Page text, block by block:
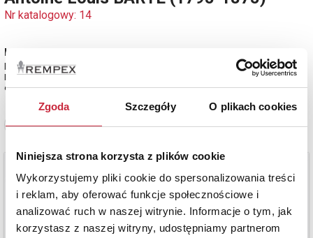
Zgoda Szczegóły O plikach cookies
Niniejsza strona korzysta z plików cookie
Wykorzystujemy pliki cookie do spersonalizowania treści
i reklam, aby oferować funkcje społecznościowe i
analizować ruch w naszej witrynie. Informacje o tym, jak
korzystasz z naszej witryny, udostępniamy partnerom
Nr katalogowy: 14
Lew i wąż
brąz patynowany, podstawa marmurowa, wymiary: 26 x 28 x 19 cm.
Francja, Paryż, model 1832, odlew późniejszy.
estymacja: 4 000 - 5 000 zł
Zobacz pełne informacje